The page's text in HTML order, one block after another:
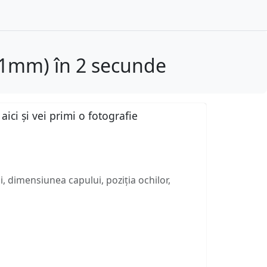
în 2 secunde
și vei primi o fotografie
dimensiunea capului, poziția ochilor,